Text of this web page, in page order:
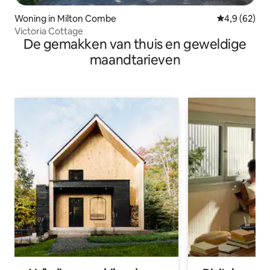
Woning in Milton Combe Gemiddelde
4,9 (62)
Victoria Cottage
De gemakken van thuis en geweldige
maandtarieven